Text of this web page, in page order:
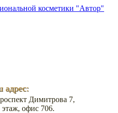
адрес:
Димитрова 7,
этаж, офис 706.